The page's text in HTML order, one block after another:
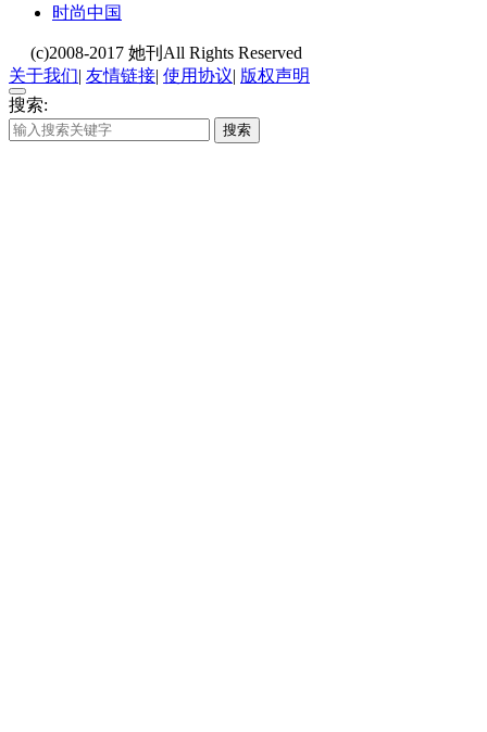
时尚中国
(c)2008-2017 她刊All Rights Reserved
关于我们| 友情链接| 使用协议| 版权声明
搜索:
搜索